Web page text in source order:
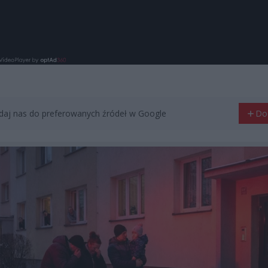
nas do preferowanych źródeł w Google